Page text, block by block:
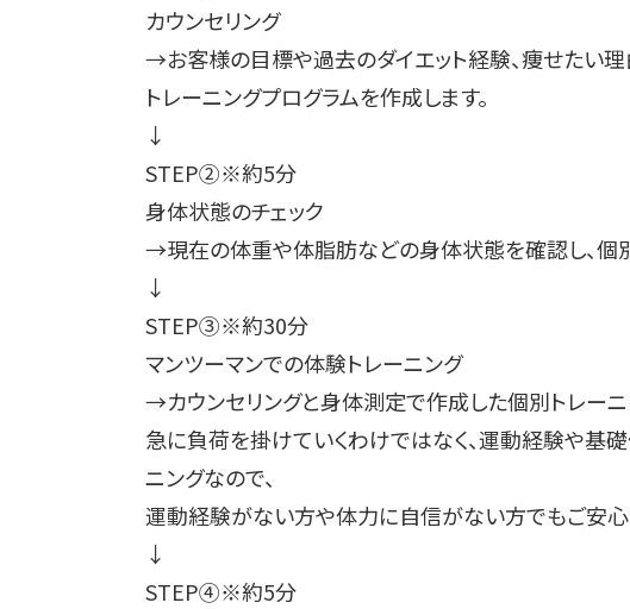
カウンセリング
→お客様の目標や過去のダイエット経験、痩せたい理
トレーニングプログラムを作成します。
↓
STEP②※約5分
身体状態のチェック
→現在の体重や体脂肪などの身体状態を確認し、個
↓
STEP③※約30分
マンツーマンでの体験トレーニング
→カウンセリングと身体測定で作成した個別トレーニ
急に負荷を掛けていくわけではなく、運動経験や基
ニングなので、
運動経験がない方や体力に自信がない方でもご安
↓
STEP④※約5分